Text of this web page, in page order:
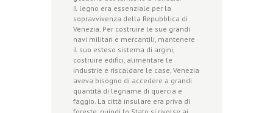
Il legno era essenziale per la
sopravvivenza della Repubblica di
Venezia. Per costruire le sue grandi
navi militari e mercantili, mantenere
il suo esteso sistema di argini,
costruire edifici, alimentare le
industrie e riscaldare le case, Venezia
aveva bisogno di accedere a grandi
quantità di legname di quercia e
faggio. La città insulare era priva di